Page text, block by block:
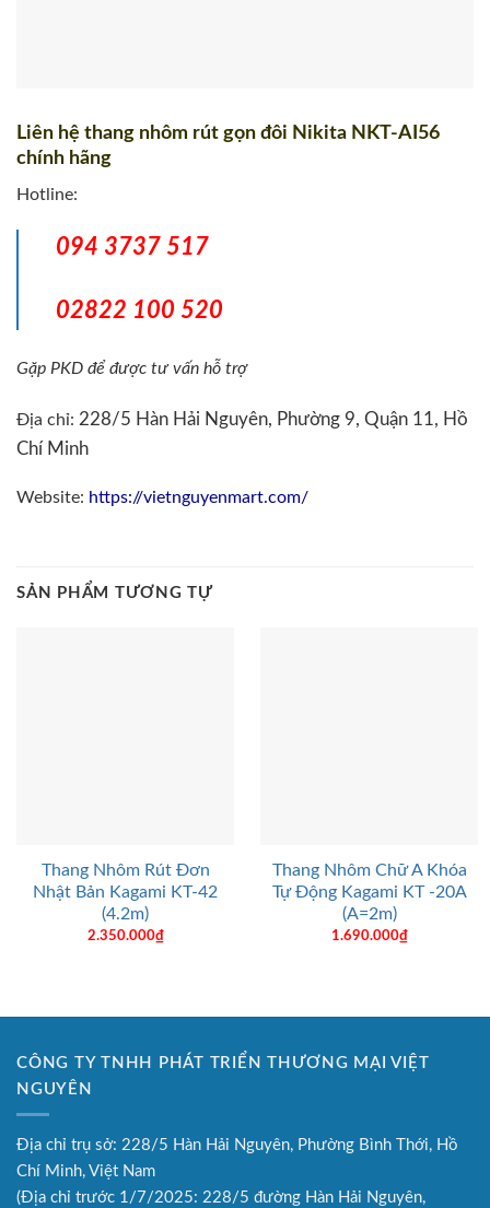
Liên hệ thang nhôm rút gọn đôi Nikita NKT-AI56
chính hãng
Hotline:
094 3737 517
02822 100 520
Gặp PKD để được tư vấn hỗ trợ
Địa chỉ: 228/5 Hàn Hải Nguyên, Phường 9, Quận 11, Hồ
Chí Minh
Website: https://vietnguyenmart.com/
SẢN PHẨM TƯƠNG TỰ
Thang Nhôm Rút Đơn
Nhật Bản Kagami KT-42
(4.2m)
2.350.000₫
Thang Nhôm Chữ A Khóa
Tự Động Kagami KT -20A
(A=2m)
1.690.000₫
CÔNG TY TNHH PHÁT TRIỂN THƯƠNG MẠI VIỆT
NGUYÊN
Địa chỉ trụ sở: 228/5 Hàn Hải Nguyên, Phường Bình Thới, Hồ
Chí Minh, Việt Nam
(Địa chỉ trước 1/7/2025: 228/5 đường Hàn Hải Nguyên,